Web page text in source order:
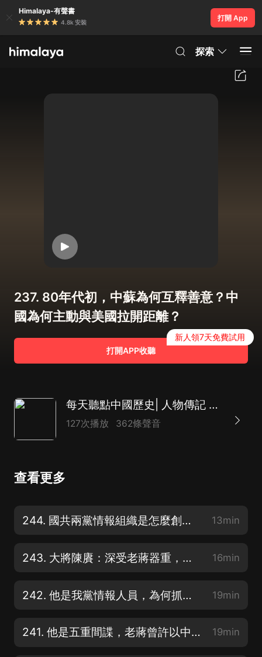
Himalaya-有聲書
4.8k 安裝
打開 App
探索
237. 80年代初，中蘇為何互釋善意？中
國為何主動與美國拉開距離？
打開APP收聽
新人領7天免費試用
每天聽點中國歷史| 人物傳記 逸聞趣史 軍事紀實
127次播放 362條聲音
查看更多
244. 國共兩黨情報組織是怎麼創建的？我黨的中央特科早期成員都有誰？ 13min
243. 大將陳賡：深受老蔣器重，為何離開老蔣？如何成了我黨情報科長？ 16min
242. 他是我黨情報人員，為何抓父親入獄？為何陪溥儀坐了5年牢？ 19min
241. 他是五重間諜，老蔣曾許以中將，他選擇回歸我黨，結局令人唏噓 19min